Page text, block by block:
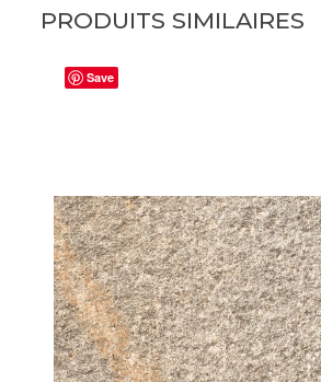
PRODUITS SIMILAIRES
Save